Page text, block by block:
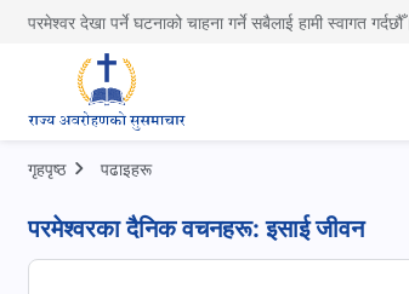
परमेश्वर देखा पर्ने घटनाको चाहना गर्ने सबैलाई हामी स्वागत गर्दछौँ।
गृहपृष्ठ पढाइहरू
परमेश्‍वरका दैनिक वचनहरू: इसाई जीवन